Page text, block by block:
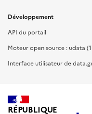
Développement
API du portail
Moteur open source : udata
Interface utilisateur de
RÉPUBLIQUE